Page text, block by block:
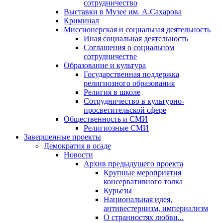
сотрудничество
Выставки в Музее им. А.Сахарова
Криминал
Миссионерская и социальная деятельность
Иная социальная деятельность
Соглашения о социальном
сотрудничестве
Образование и культура
Государственная поддержка
религиозного образования
Религия в школе
Сотрудничество в культурно-
просветительской сфере
Общественность и СМИ
Религиозные СМИ
Завершенные проекты
Демократия в осаде
Новости
Архив предыдущего проекта
Крупные мероприятия
консервативного толка
Курьезы
Национальная идея,
антивестернизм, империализм
О странностях любви...